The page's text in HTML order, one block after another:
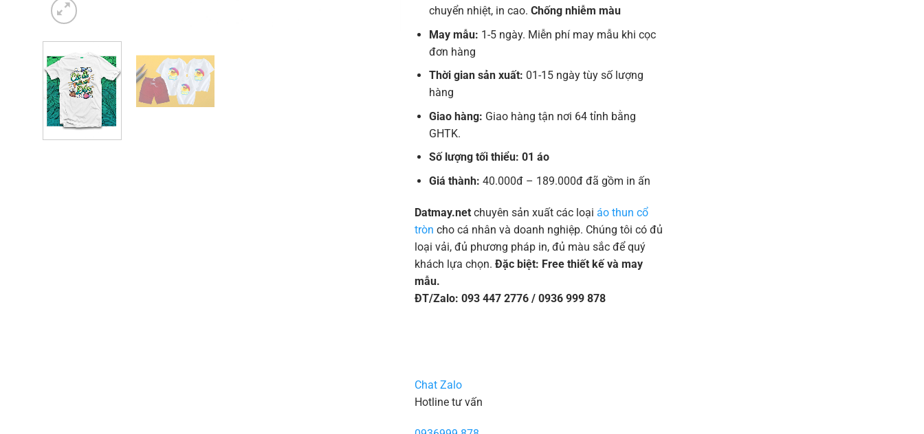
chuyển nhiệt, in cao. Chống nhiễm màu
May mẫu: 1-5 ngày. Miễn phí may mẫu khi cọc
đơn hàng
Thời gian sản xuất: 01-15 ngày tùy số lượng
hàng
Giao hàng: Giao hàng tận nơi 64 tỉnh bằng
GHTK.
Số lượng tối thiểu: 01 áo
Giá thành: 40.000đ – 189.000đ đã gồm in ấn
Datmay.net chuyên sản xuất các loại áo thun cổ
tròn cho cá nhân và doanh nghiệp. Chúng tôi có đủ
loại vải, đủ phương pháp in, đủ màu sắc để quý
khách lựa chọn. Đặc biệt: Free thiết kế và may
mẫu.
ĐT/Zalo: 093 447 2776 / 0936 999 878
Chat Zalo
Hotline tư vấn